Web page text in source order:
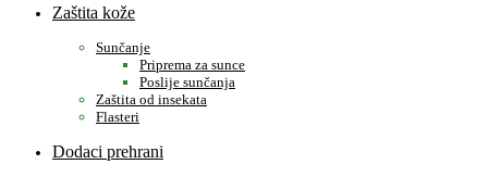
Zaštita kože
Sunčanje
Priprema za sunce
Poslije sunčanja
Zaštita od insekata
Flasteri
Dodaci prehrani